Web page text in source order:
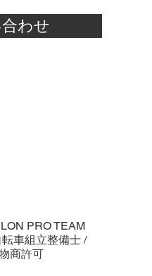
わせ
PRO TEAM
車組立整備士 /
商許可